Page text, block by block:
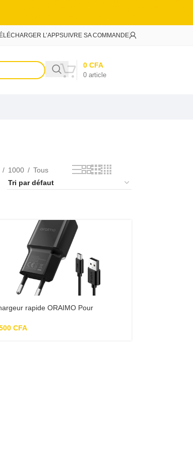
L’APPSUIVRE SA COMMANDE
0 article
0 CFA
1000 Tous
rapide ORAIMO Pour
CFA